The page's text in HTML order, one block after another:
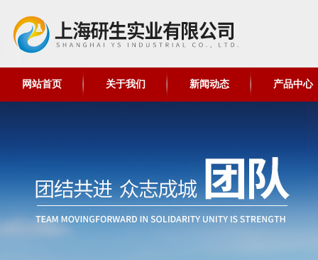
网站首页 关于我们 新闻动态 产品中心